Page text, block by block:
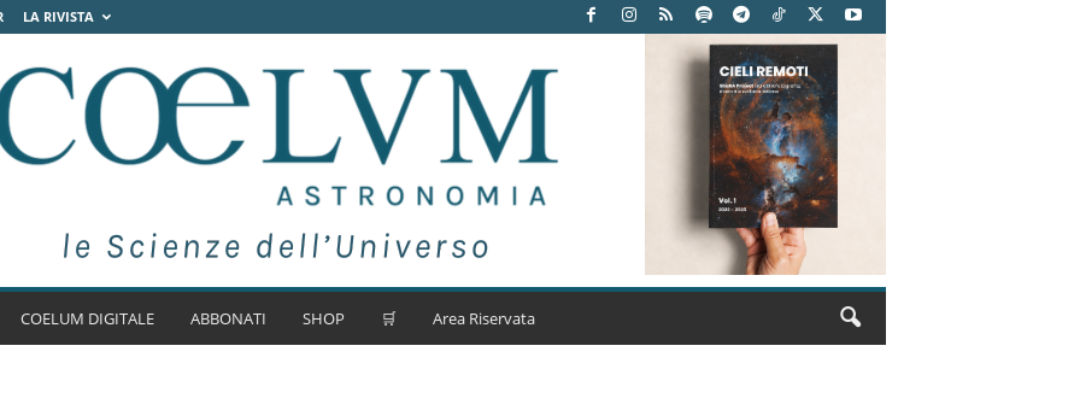
LA RIVISTA
COELUM DIGITALE ABBONATI SHOP 🛒 Area Riservata